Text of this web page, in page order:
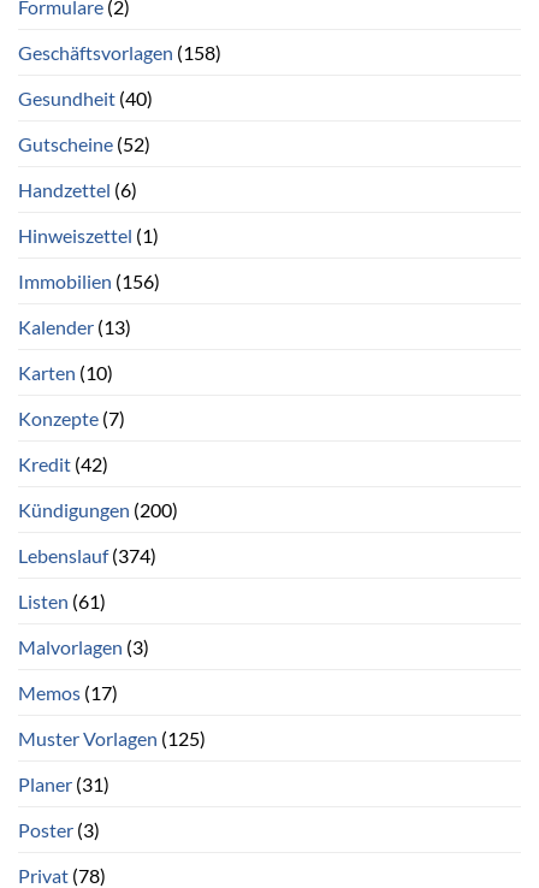
Formulare (2)
Geschäftsvorlagen (158)
Gesundheit (40)
Gutscheine (52)
Handzettel (6)
Hinweiszettel (1)
Immobilien (156)
Kalender (13)
Karten (10)
Konzepte (7)
Kredit (42)
Kündigungen (200)
Lebenslauf(374)
Listen (61)
Malvorlagen (3)
Memos (17)
Muster Vorlagen (125)
Planer (31)
Poster (3)
Privat (78)